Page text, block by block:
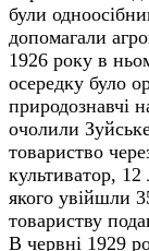
були
допомагали
1926 року в
осередку було
природознавчі
очолили
товариство
культиватор,
якого увійшли
товариству
В червні 1929